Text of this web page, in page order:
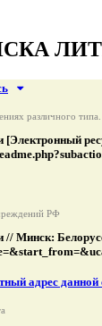
различного типа.
РФ
// Минск:
адрес данной